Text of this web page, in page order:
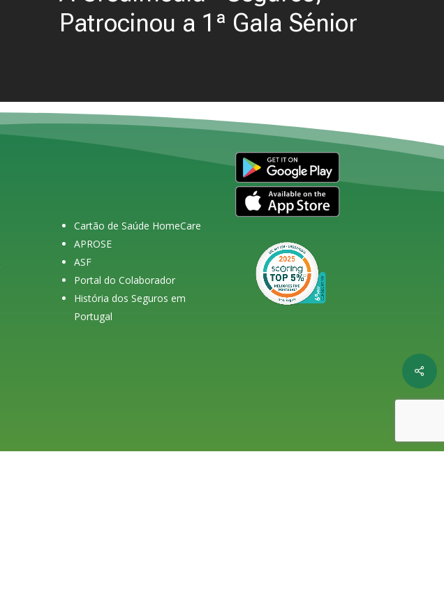
Patrocinou a 1ª Gala Sénior
Cartão de Saúde HomeCare
APROSE
ASF
Portal do Colaborador
História dos Seguros em
Portugal
Share